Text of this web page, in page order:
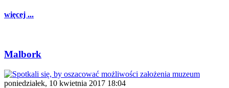
więcej ...
Malbork
poniedziałek, 10 kwietnia 2017 18:04